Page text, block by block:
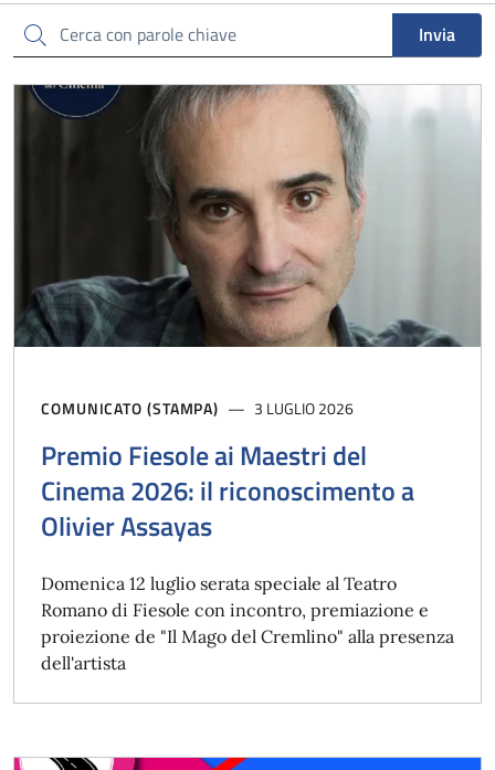
Cerca Invia
COMUNICATO (STAMPA) 3 LUGLIO 2026
Premio Fiesole ai Maestri del
Cinema 2026: il riconoscimento a
Olivier Assayas
Domenica 12 luglio serata speciale al Teatro
Romano di Fiesole con incontro, premiazione e
proiezione de "Il Mago del Cremlino" alla presenza
dell'artista